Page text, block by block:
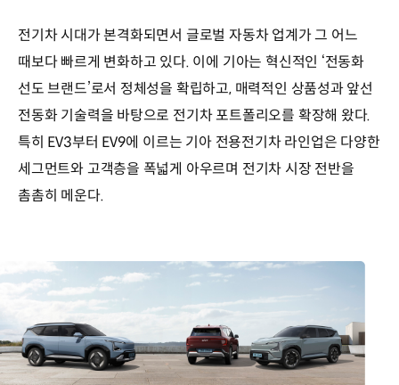
전기차 시대가 본격화되면서 글로벌 자동차 업계가 그 어느
때보다 빠르게 변화하고 있다. 이에 기아는 혁신적인 ‘전동화
선도 브랜드’로서 정체성을 확립하고, 매력적인 상품성과 앞선
전동화 기술력을 바탕으로 전기차 포트폴리오를 확장해 왔다.
특히 EV3부터 EV9에 이르는 기아 전용전기차 라인업은 다양한
세그먼트와 고객층을 폭넓게 아우르며 전기차 시장 전반을
촘촘히 메운다.